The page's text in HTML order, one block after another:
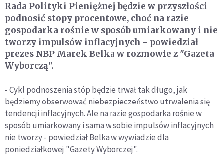
Rada Polityki Pieniężnej będzie w przyszłości
podnosić stopy procentowe, choć na razie
gospodarka rośnie w sposób umiarkowany i nie
tworzy impulsów inflacyjnych - powiedział
prezes NBP Marek Belka w rozmowie z "Gazeta
Wyborczą".
- Cykl podnoszenia stóp będzie trwał tak długo, jak
będziemy obserwować niebezpieczeństwo utrwalenia się
tendencji inflacyjnych. Ale na razie gospodarka rośnie w
sposób umiarkowany i sama w sobie impulsów inflacyjnych
nie tworzy - powiedział Belka w wywiadzie dla
poniedziałkowej "Gazety Wyborczej".